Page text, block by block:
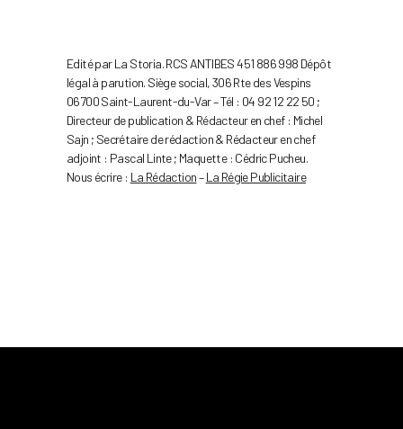
Edité par La Storia. RCS ANTIBES 451 886 998 Dépôt
légal à parution. Siège social, 306 Rte des Vespins
06700 Saint-Laurent-du-Var – Tél : 04 92 12 22 50 ;
Directeur de publication & Rédacteur en chef : Michel
Sajn ; Secrétaire de rédaction & Rédacteur en chef
adjoint : Pascal Linte ; Maquette : Cédric Pucheu.
Nous écrire : La Rédaction–La Régie Publicitaire